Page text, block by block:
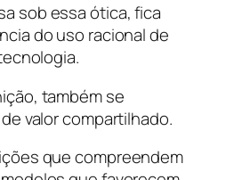
sob essa ótica, fica
do uso racional de
também se
valor compartilhado.
que compreendem